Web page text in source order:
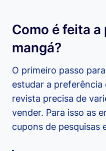
Como é feita
mangá?
O primeiro passo
estudar a preferência
revista precisa de
vender. Para isso as
cupons de pesquisas